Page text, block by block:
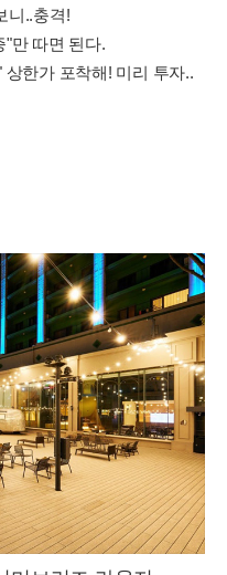
니..충격!
"만 따면 된다.
한가 포착해! 미리 투자..